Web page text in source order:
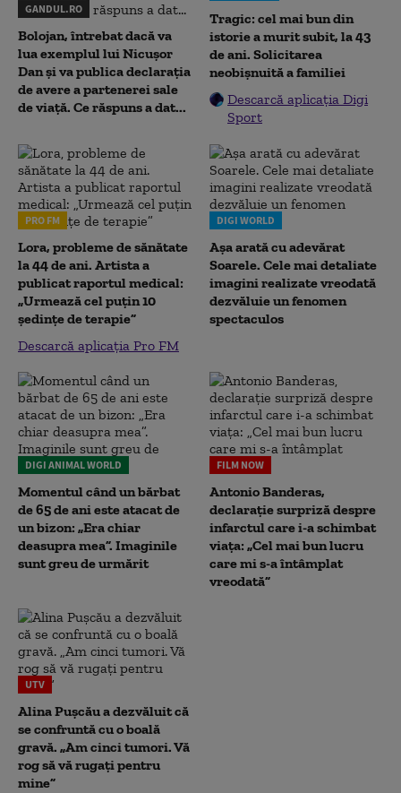
GANDUL.RO
Bolojan, întrebat dacă va
lua exemplul lui Nicușor
Dan și va publica declarația
de avere a partenerei sale
de viață. Ce răspuns a dat...
Tragic: cel mai bun din
istorie a murit subit, la 43
de ani. Solicitarea
neobișnuită a familiei
Descarcă aplicația Digi
Sport
PRO FM
Lora, probleme de sănătate
la 44 de ani. Artista a
publicat raportul medical:
„Urmează cel puțin 10
ședințe de terapie”
Descarcă aplicația Pro FM
DIGI WORLD
Așa arată cu adevărat
Soarele. Cele mai detaliate
imagini realizate vreodată
dezvăluie un fenomen
spectaculos
DIGI ANIMAL WORLD
Momentul când un bărbat
de 65 de ani este atacat de
un bizon: „Era chiar
deasupra mea”. Imaginile
sunt greu de urmărit
FILM NOW
Antonio Banderas,
declarație surpriză despre
infarctul care i-a schimbat
viața: „Cel mai bun lucru
care mi s-a întâmplat
vreodată”
UTV
Alina Pușcău a dezvăluit că
se confruntă cu o boală
gravă. „Am cinci tumori. Vă
rog să vă rugați pentru
mine”